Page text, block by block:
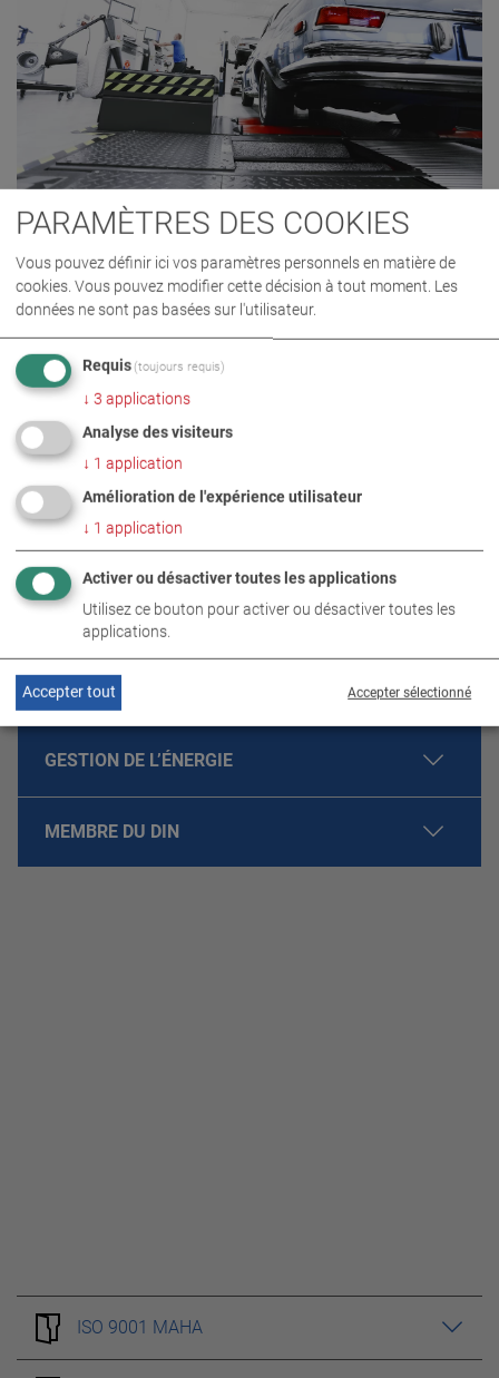
CERTIFICATIONS NOTRE
TRAVAIL RÉCOMPENSÉ.
GESTION DE LA QUALITÉ SELON LA NORME
ISO 9001.
GESTION ENVIRONNEMENTALE SELON LA
NORME ISO 14001
GESTION DE L’ÉNERGIE
MEMBRE DU DIN
ISO 9001 MAHA
PARAMÈTRES DES COOKIES
Vous pouvez définir ici vos paramètres personnels en matière de
cookies. Vous pouvez modifier cette décision à tout moment. Les
données ne sont pas basées sur l'utilisateur.
Requis (toujours requis)
↓ 3 applications
Analyse des visiteurs
↓ 1 application
Amélioration de l'expérience utilisateur
↓ 1 application
Activer ou désactiver toutes les applications
Utilisez ce bouton pour activer ou désactiver toutes les
applications.
Accepter sélectionné
Accepter tout